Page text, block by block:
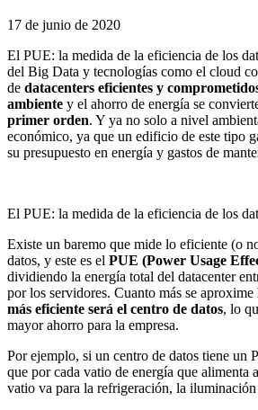
17 de junio de 2020
El PUE: la medida de la eficiencia de los
del Big Data y tecnologías como el cloud
de datacenters eficientes y
ambiente y el ahorro de energía se
primer orden. Y ya no solo a nivel
económico, ya que un edificio de este tipo
su presupuesto en energía y gastos de
El PUE: la medida de la eficiencia de los
Existe un baremo que mide lo eficiente (o
datos, y este es el PUE (Power Usage
dividiendo la energía total del datacenter
por los servidores. Cuanto más se aproxime
más eficiente será el centro de datos, lo
mayor ahorro para la empresa.
Por ejemplo, si un centro de datos tiene un
que por cada vatio de energía que alimenta
vatio va para la refrigeración, la iluminación